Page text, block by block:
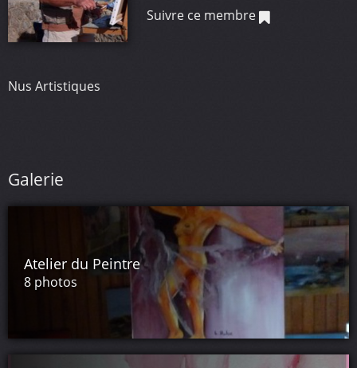
Suivre ce membre
Nus Artistiques
Galerie
Atelier du Peintre
8 photos